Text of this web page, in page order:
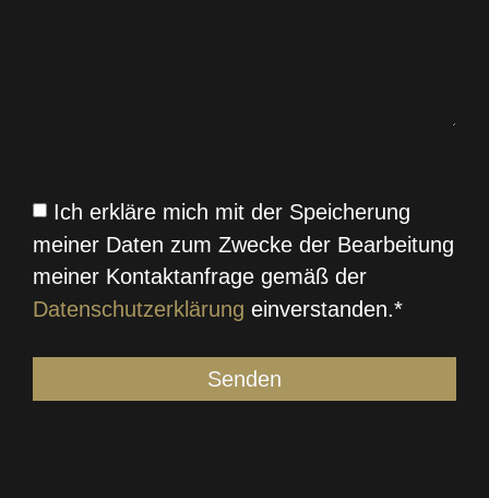
Ich erkläre mich mit der Speicherung
meiner Daten zum Zwecke der Bearbeitung
meiner Kontaktanfrage gemäß der
Datenschutzerklärung einverstanden.*
Senden